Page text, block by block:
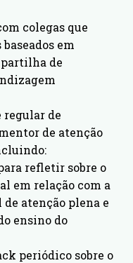
colegas que
em
partilha de
regular de
de atenção
refletir sobre o
em relação com a
atenção plena e
ensino do
periódico sobre o